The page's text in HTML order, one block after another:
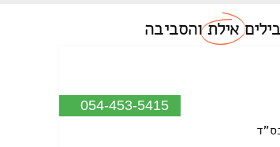
אילתוהסביבה
054-453-5415